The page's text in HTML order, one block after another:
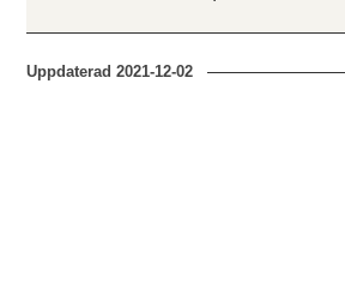
Uppdaterad2021-12-02